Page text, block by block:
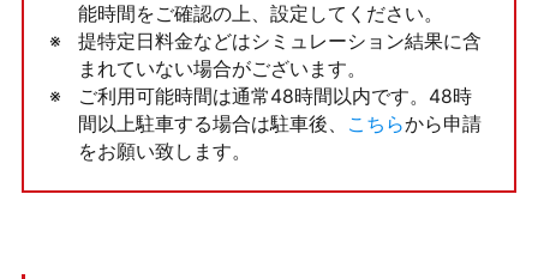
能時間をご確認の上、設定してください。
提特定日料金などはシミュレーション結果に含
まれていない場合がございます。
ご利用可能時間は通常48時間以内です。48時
間以上駐車する場合は駐車後、
こちらから申請
をお願い致します。